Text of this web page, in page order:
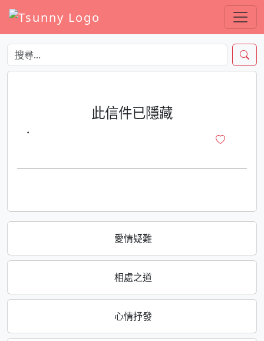
愛情疑難
相處之道
心情抒發
此信件已隱藏
·